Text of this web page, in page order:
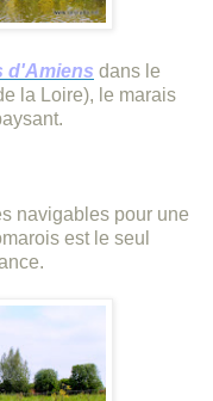
d'Amiens dans le
la Loire), le marais
navigables pour une
est le seul